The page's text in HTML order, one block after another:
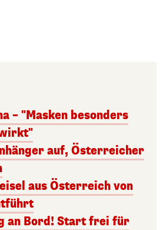
– "Masken besonders
auf, Österreicher
aus Österreich von
an Bord! Start frei für